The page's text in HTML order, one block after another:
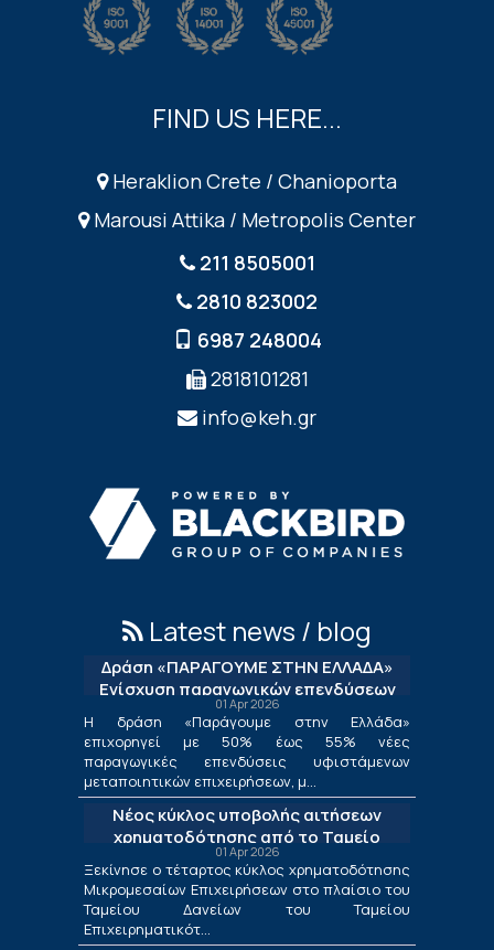
FIND US HERE...
Heraklion Crete / Chanioporta
Marousi Attika / Metropolis Center
211 8505001
2810 823002
6987 248004
2818101281
info@keh.gr
Latest news / blog
Δράση «ΠΑΡΑΓΟΥΜΕ ΣΤΗΝ ΕΛΛΑΔΑ»
Ενίσχυση παραγωγικών επενδύσεων
μεταποίησης
01 Apr 2026
Η δράση «Παράγουμε στην Ελλάδα»
επιχορηγεί με 50% έως 55% νέες
παραγωγικές επενδύσεις υφιστάμενων
μεταποιητικών επιχειρήσεων, μ...
Νέος κύκλος υποβολής αιτήσεων
χρηματοδότησης από το Ταμείο
Δανείων του ΤΕΠΙΧ ΙΙΙ
01 Apr 2026
Ξεκίνησε ο τέταρτος κύκλος χρηματοδότησης
Μικρομεσαίων Επιχειρήσεων στο πλαίσιο του
Ταμείου Δανείων του Ταμείου
Επιχειρηματικότ...